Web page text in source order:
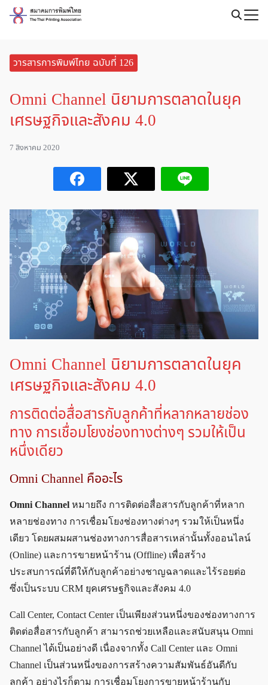
Skip
วารสารการพิมพ์ไทย ฉบับที่ 126
Omni Channel นิยามการตลาดในยุค
เศรษฐกิจและสังคม 4.0
7 สิงหาคม 2020
Omni Channel นิยามการตลาดในยุค
เศรษฐกิจและสังคม 4.0
การติดต่อสื่อสารกับลูกค้าที่หลากหลายช่อง
ทาง การเชื่อมโยงช่องทางต่างๆ รวมให้เป็น
หนึ่งเดียว
Omni Channel คืออะไร
Omni Channel หมายถึง การติดต่อสื่อสารกับลูกค้าที่หลาก
หลายช่องทาง การเชื่อมโยงช่องทางต่างๆ รวมให้เป็นหนึ่ง
เดียว โดยผสมผสานช่องทางการสื่อสารเหล่านั้นทั้งออนไลน์
(Online) และการขายหน้าร้าน (Offline) เพื่อสร้าง
ประสบการณ์ที่ดีให้กับลูกค้าอย่างชาญฉลาดและไร้รอยต่อ
ซึ่งเป็นระบบ CRM ยุคเศรษฐกิจและสังคม 4.0
Call Center, Contact Center เป็นเพียงส่วนหนึ่งของช่องทางการ
ติดต่อสื่อสารกับลูกค้า สามารถช่วยเหลือและสนับสนุน Omni
Channel ได้เป็นอย่างดี เนื่องจากทั้ง Call Center และ Omni
Channel เป็นส่วนหนึ่งของการสร้างความสัมพันธ์อันดีกับ
ลูกค้า อย่างไรก็ตาม การเชื่อมโยงการขายหน้าร้านกับ